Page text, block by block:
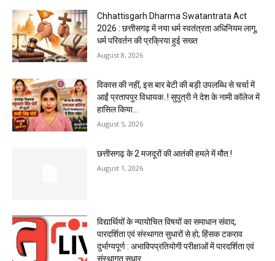
Chhattisgarh Dharma Swatantrata Act
2026 : छत्तीसगढ़ में नया धर्म स्वतंत्रता अधिनियम लागू,
धर्म परिवर्तन की प्रक्रिया हुई सख्त
August 8, 2026
विकास की नहीं, इस बार बेटी की बड़ी उपलब्धि से चर्चा में
आईं प्रतापपुर विधायक..! सुपुत्री ने देश के नामी कॉलेज में
हासिल किया...
August 5, 2026
छत्तीसगढ़ के 2 मजदूरों की आतंकी हमले में मौत !
August 1, 2026
विद्यार्थियों के न्यायोचित विषयों का समाधान संवाद,
पारदर्शिता एवं संस्थागत सुधारों से हो; हिंसक टकराव
दुर्भाग्यपूर्ण : अभाविपप्रतियोगी परीक्षाओं में पारदर्शिता एवं
संस्थागत सुधार...